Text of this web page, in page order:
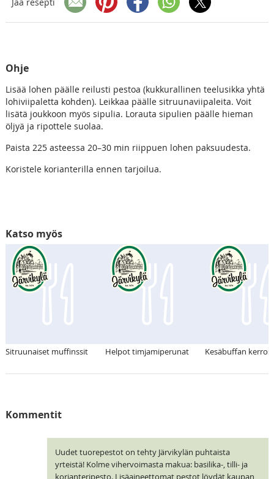
Ohje
Lisää lohen päälle reilusti pestoa (kukkurallinen teelusikka yhtä
lohiviipaletta kohden). Leikkaa päälle sitruunaviipaleita. Voit
lisätä joukkoon myös sipulia. Lorauta sipulien päälle hieman
öljyä ja ripottele suolaa.
Paista 225 asteessa 20–30 min riippuen lohen paksuudesta.
Koristele korianterilla ennen tarjoilua.
Katso myös
Sitruunaiset muffinssit Helpot timjamiperunat Kesäbuffan
Kommentit
Uudet tuorepestot on tehty Järvikylän puhtaista
yrteistä! Kolme vihervoimasta makua: basilika-, tilli- ja
korianteripesto. Lisäaineettomat pestot löydät kaupan